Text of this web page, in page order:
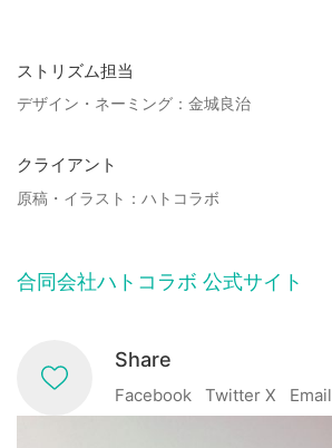
ストリズム担当
デザイン・ネーミング：金城良治
クライアント
原稿・イラスト：ハトコラボ
合同会社ハトコラボ 公式サイト
Share
Facebook Twitter X Email